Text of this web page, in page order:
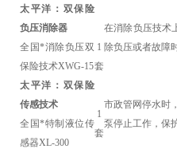
太平洋 ：双保险
负压消除器
全国*消除负压双
保险技术XWG-15
1
套
在消除负压技术
除负压或者故障
太平洋 ： 双保险
传感技术
全国*特制液位传
感器XL-300
1
套
市政管网停水时
泵停止工作，保